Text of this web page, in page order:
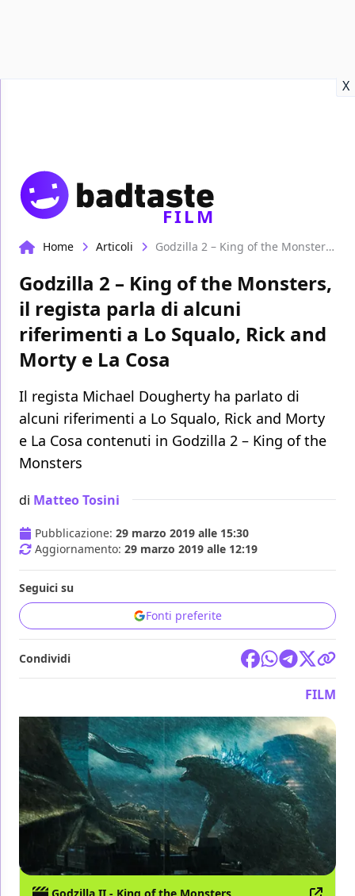
X
FILM
Home Articoli Godzilla 2 – King of the Monsters, il regista parla di alcuni riferimenti a Lo Squalo, Rick and Morty e La Cosa
Godzilla 2 – King of the Monsters,
il regista parla di alcuni
riferimenti a Lo Squalo, Rick and
Morty e La Cosa
Il regista Michael Dougherty ha parlato di
alcuni riferimenti a Lo Squalo, Rick and Morty
e La Cosa contenuti in Godzilla 2 – King of the
Monsters
di Matteo Tosini
Pubblicazione: 29 marzo 2019 alle 15:30
Aggiornamento: 29 marzo 2019 alle 12:19
Seguici su
Fonti preferite
Condividi
FILM